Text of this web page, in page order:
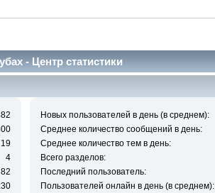
- Центр статистики
4
82
Новых пользователей в день (в среднем):
Среднее количество сообщений в день:
Среднее количество тем в день:
Всего разделов:
Последний пользователь:
Пользователей онлайн в день (в среднем):